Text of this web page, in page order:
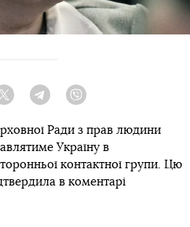
Twitter TelegramViber
Ради з прав людини
Україну в
контактної групи. Цю
в коментарі